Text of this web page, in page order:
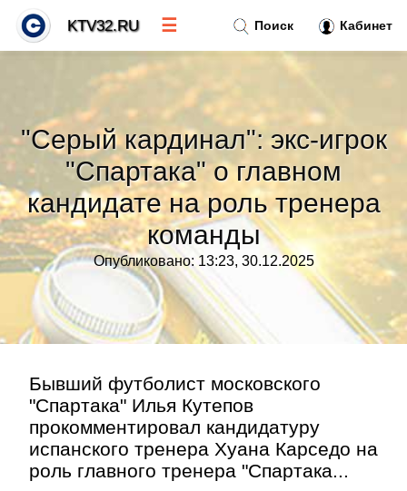
"Серый кардинал": экс-игрок
"Спартака" о главном
кандидате на роль тренера
команды
Опубликовано: 13:23, 30.12.2025
Бывший футболист московского
"Спартака" Илья Кутепов
прокомментировал кандидатуру
испанского тренера Хуана Карседо на
роль главного тренера "Спартака...
Поиск Кабинет
KTV32.RU ☰
Тренды новостей»
Рубрики»
Правила»
Контакт»